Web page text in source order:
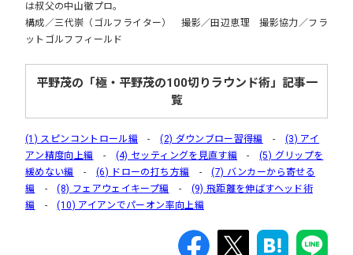
は叔父の中山徹プロ。
構成／三代崇（ゴルフライター） 撮影／田辺恵理 撮影協力／フラ
ットゴルフフィールド
平野茂の「極・平野茂の100切りラウンド術」記事一
覧
(1) スピンコントロール編 -(2) ダウンブロー習得編 - (3) アイ
アン精度向上編
- (4) セッティングを見直す編 -(5) グリップを
緩めない編
- (6) ドローの打ち方編 -(7) バンカーから寄せる
編 -(8) フェアウェイキープ編 - (9) 飛距離を伸ばすヘッド術
編 -(10) アイアンでパーオン率向上編